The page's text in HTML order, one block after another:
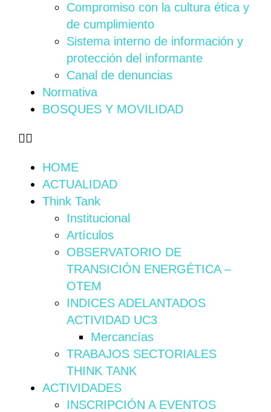
Compromiso con la cultura ética y
de cumplimiento
Sistema interno de información y
protección del informante
Canal de denuncias
Normativa
BOSQUES Y MOVILIDAD
HOME
ACTUALIDAD
Think Tank
Institucional
Artículos
OBSERVATORIO DE
TRANSICIÓN ENERGÉTICA –
OTEM
INDICES ADELANTADOS
ACTIVIDAD UC3
Mercancías
TRABAJOS SECTORIALES
THINK TANK
ACTIVIDADES
INSCRIPCIÓN A EVENTOS